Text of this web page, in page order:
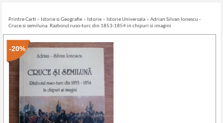
Printre Carti » Istorie si Geografie » Istorie » Istorie Universala »Adrian Silvan Ionescu -
Cruce si semiluna. Razboiul ruso-turc din 1853-1854 in chipuri si imagini
-20%